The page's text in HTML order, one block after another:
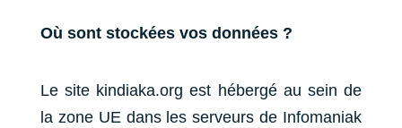
Où sont stockées vos données ?
Le site kindiaka.org est hébergé au sein de
la zone UE dans les serveurs de Infomaniak